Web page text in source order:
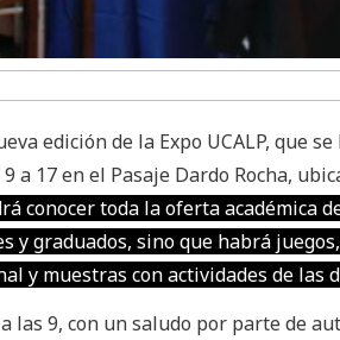
edición de la Expo UCALP, que
a 17 en el Pasaje Dardo Rocha,
conocer toda la oferta académica
y graduados, sino que habrá
y muestras con actividades de las
las 9, con un saludo por parte de